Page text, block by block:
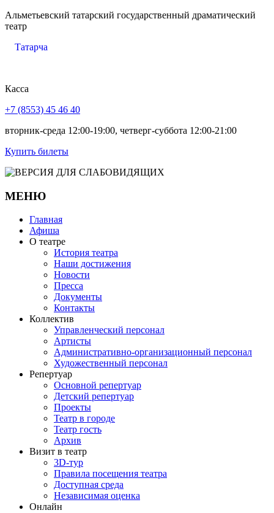
Альметьевский татарский государственный драматический
театр
Татарча
Касса
+7 (8553) 45 46 40
вторник-среда 12:00-19:00, четверг-суббота 12:00-21:00
Купить билеты
МЕНЮ
Главная
Афиша
О театре
История театра
Наши достижения
Новости
Пресса
Документы
Контакты
Коллектив
Управленческий персонал
Артисты
Административно-организационный персонал
Художественный персонал
Репертуар
Основной репертуар
Детский репертуар
Проекты
Театр в городе
Театр гость
Архив
Визит в театр
3D-тур
Правила посещения театра
Доступная среда
Независимая оценка
Онлайн